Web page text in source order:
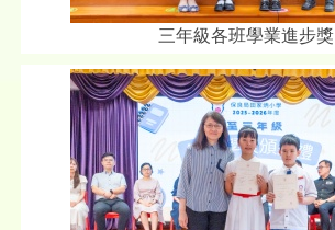
三年級各班學業進步獎